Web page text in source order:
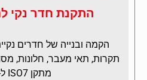
התקנת חדר נקי
הקמה ובנייה של חדרים
תקרות, תאי מעבר, חלונות,
מתקן ISO7 ל-ISO6.